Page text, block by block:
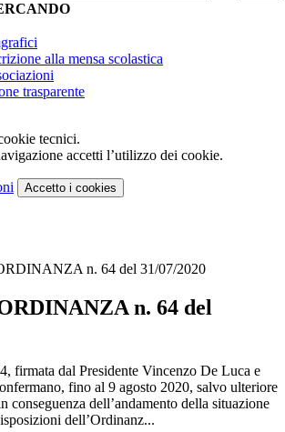
alla mensa scolastica
trasparente
tecnici.
accetti l’utilizzo dei cookie.
Accetto i cookies
n. 64 del 31/07/2020
n. 64 del
firmata dal Presidente Vincenzo De Luca e
fino al 9 agosto 2020, salvo ulteriore
conseguenza dell’andamento della situazione
dell’Ordinanz...